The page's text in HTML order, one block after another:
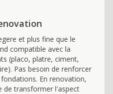
et plus fine que le
compatible avec la
(placo, platre, ciment,
Pas besoin de renforcer
En renovation,
de transformer l'aspect